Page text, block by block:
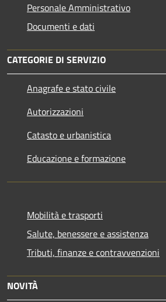
Personale Amministrativo
Documenti e dati
CATEGORIE DI SERVIZIO
Anagrafe e stato civile
Autorizzazioni
Catasto e urbanistica
Educazione e formazione
Mobilità e trasporti
Salute, benessere e assistenza
Tributi, finanze e contravvenzioni
NOVITÀ